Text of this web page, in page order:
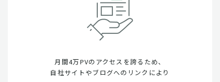
月間4万PVのアクセスを誇るため、
自社サイトやブログへのリンクにより